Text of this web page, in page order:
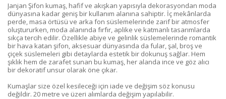
Janjan Şifon kumaş, hafif ve akışkan yapısıyla dekorasyondan moda
dünyasına kadar geniş bir kullanım alanına sahiptir. İç mekânlarda
perde, masa örtüsü ve arka fon süslemelerinde zarif bir atmosfer
oluştururken, moda alanında fırfır, aplike ve katmanlı tasarımlarda
sıkça tercih edilir. Özellikle abiye ve gelinlik süslemelerinde romantik
bir hava katan şifon, aksesuar dünyasında da fular, şal, broş ve
çiçek süslemeleri gibi detaylarda estetik bir dokunuş sağlar. Hem
şıklık hem de zarafet sunan bu kumaş, her alanda ince ve göz alıcı
bir dekoratif unsur olarak öne çıkar.
Kumaşlar size özel kesileceği için iade ve değişim söz konusu
değildir. 20 metre ve üzeri alımlarda değişim yapılabilir.